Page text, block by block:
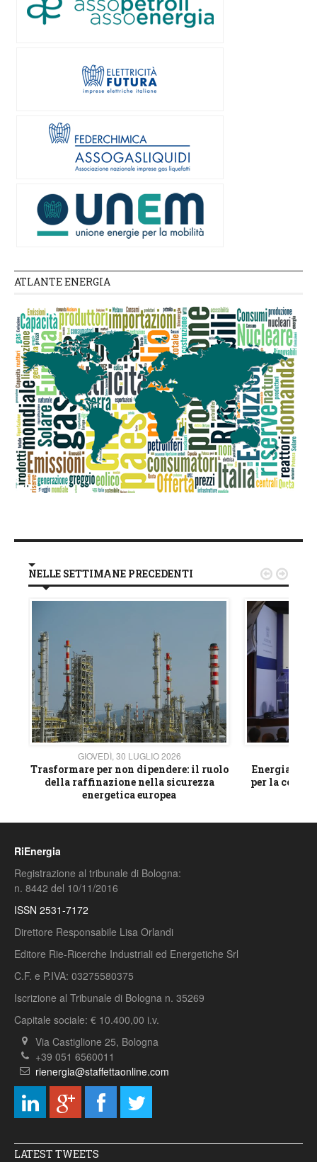
ATLANTE ENERGIA
NELLE SETTIMANE PRECEDENTI
GIOVEDÌ, 30 LUGLIO 2026
Trasformare per non dipendere: il ruolo
della raffinazione nella sicurezza
energetica europea
Energia e
per la
 
RiEnergia
Registrazione al tribunale di Bologna:
n. 8442 del 10/11/2016
ISSN 2531-7172
Direttore Responsabile Lisa Orlandi
Editore Rie-Ricerche Industriali ed Energetiche Srl
C.F. e P.IVA: 03275580375
Iscrizione al Tribunale di Bologna n. 35269
Capitale sociale: € 10.400,00 i.v.
Via Castiglione 25, Bologna
+39 051 6560011
rienergia@staffettaonline.com
LATEST TWEETS